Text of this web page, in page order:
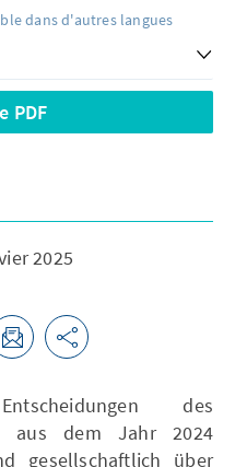
dans d'autres langues
PDF
2025
des
aus dem Jahr 2024
gesellschaftlich über